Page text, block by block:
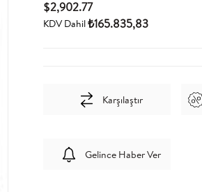
$2,902.77
KDV Dahil₺165.835,83
Karşılaştır
Gelince Haber Ver